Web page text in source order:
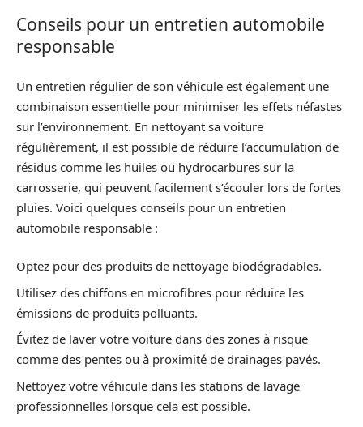
Conseils pour un entretien automobile
responsable
Un entretien régulier de son véhicule est également une
combinaison essentielle pour minimiser les effets néfastes
sur l’environnement. En nettoyant sa voiture
régulièrement, il est possible de réduire l’accumulation de
résidus comme les huiles ou hydrocarbures sur la
carrosserie, qui peuvent facilement s’écouler lors de fortes
pluies. Voici quelques conseils pour un entretien
automobile responsable :
Optez pour des produits de nettoyage biodégradables.
Utilisez des chiffons en microfibres pour réduire les
émissions de produits polluants.
Évitez de laver votre voiture dans des zones à risque
comme des pentes ou à proximité de drainages pavés.
Nettoyez votre véhicule dans les stations de lavage
professionnelles lorsque cela est possible.